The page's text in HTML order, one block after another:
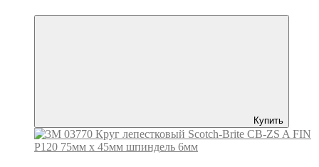
Купить